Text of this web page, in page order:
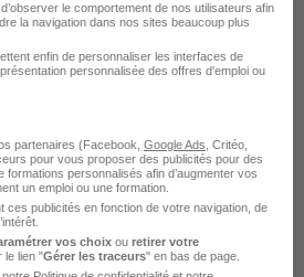
CVC -
H/F
il y a 29 jours
- Génie
le comportement de nos utilisateurs afin
la navigation dans nos sites beaucoup plus
enfin de personnaliser les interfaces de
personnalisée des offres d'emploi ou
partenaires (Facebook, Google Ads , Critéo,
pour vous proposer des publicités pour des
formations personnalisés afin d’augmenter vos
un emploi ou une formation.
ces publicités en fonction de votre navigation, de
vos choix ou retirer votre
le lien "Gérer les traceurs" en bas de page.